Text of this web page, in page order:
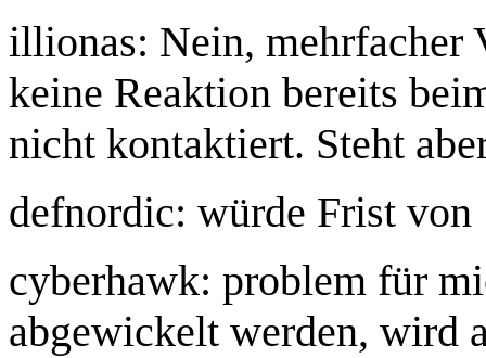
illionas: Nein, mehrfacher
keine Reaktion bereits
nicht kontaktiert. Steht
defnordic: würde Frist von
cyberhawk: problem für
abgewickelt werden, wird